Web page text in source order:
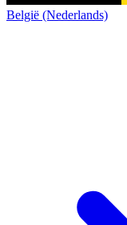
België (Nederlands)